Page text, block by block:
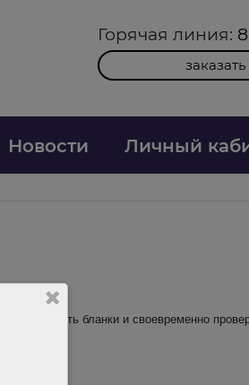
Горячая линия:
Новости Личный
бланки и своевременно